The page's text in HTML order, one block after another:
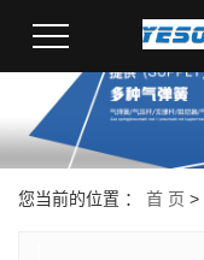
您当前的位置 ： 首 页 >